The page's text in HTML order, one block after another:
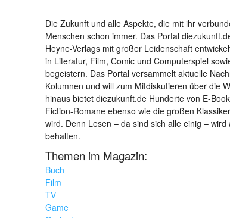
Die Zukunft und alle Aspekte, die mit ihr
Menschen schon immer. Das Portal
Heyne-Verlags mit großer Leidenschaft
in Literatur, Film, Comic und Computerspiel
begeistern. Das Portal versammelt aktuelle
Kolumnen und will zum Mitdiskutieren über die
hinaus bietet diezukunft.de Hunderte von E-
Fiction-Romane ebenso wie die großen
wird. Denn Lesen – da sind sich alle einig –
behalten.
Themen im Magazin:
Buch
Film
TV
Game